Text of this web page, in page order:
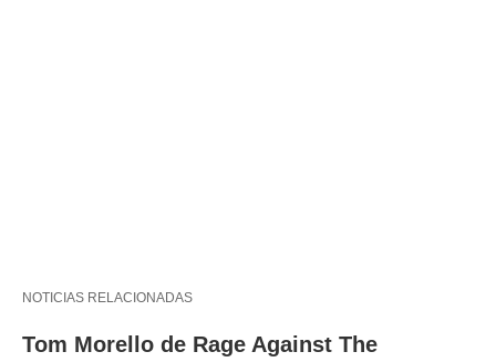
NOTICIAS RELACIONADAS
Tom Morello de Rage Against The